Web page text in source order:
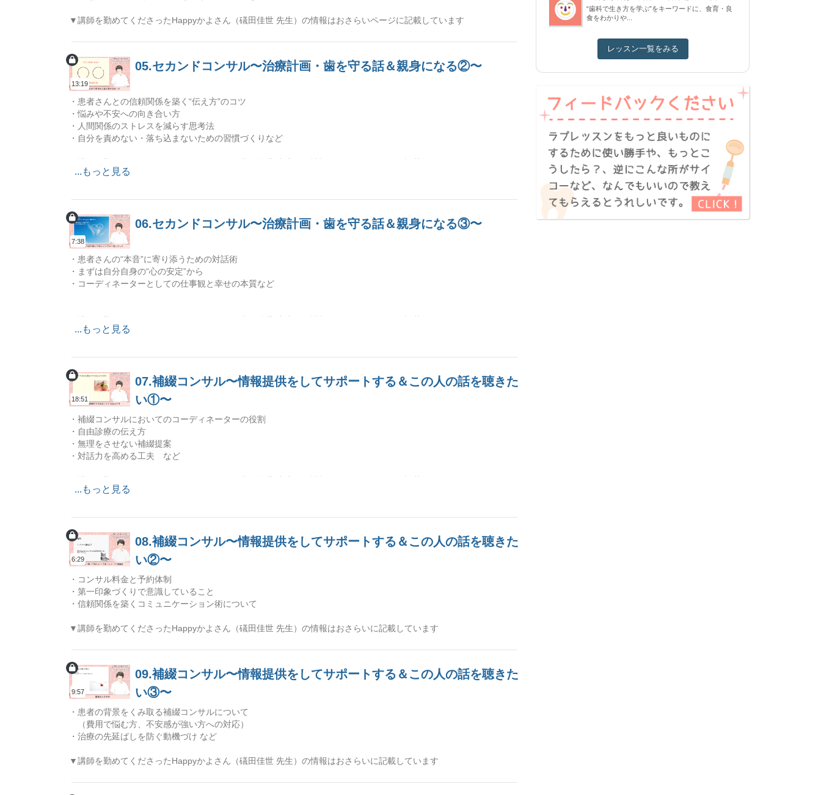
▼講師を勤めてくださったHappyかよさん（礒田佳世 先生）の情報はおさらいページに記載しています
13:19
05.セカンドコンサル〜治療計画・歯を守る話＆親身になる②〜
・患者さんとの信頼関係を築く“伝え方”のコツ
・悩みや不安への向き合い方
・人間関係のストレスを減らす思考法
・自分を責めない・落ち込まないための習慣づくりなど
...もっと見る
7:38
06.セカンドコンサル〜治療計画・歯を守る話＆親身になる③〜
・患者さんの“本音”に寄り添うための対話術
・まずは自分自身の“心の安定”から
・コーディネーターとしての仕事観と幸せの本質など
...もっと見る
18:51
07.補綴コンサル〜情報提供をしてサポートする＆この人の話を聴きた
い①〜
・補綴コンサルにおいてのコーディネーターの役割
・自由診療の伝え方
・無理をさせない補綴提案
・対話力を高める工夫 など
...もっと見る
6:29
08.補綴コンサル〜情報提供をしてサポートする＆この人の話を聴きた
い②〜
・コンサル料金と予約体制
・第一印象づくりで意識していること
・信頼関係を築くコミュニケーション術について
▼講師を勤めてくださったHappyかよさん（礒田佳世 先生）の情報はおさらいに記載しています
9:57
09.補綴コンサル〜情報提供をしてサポートする＆この人の話を聴きた
い③〜
・患者の背景をくみ取る補綴コンサルについて
（費用で悩む方、不安感が強い方への対応）
・治療の先延ばしを防ぐ動機づけ など
▼講師を勤めてくださったHappyかよさん（礒田佳世 先生）の情報はおさらいに記載しています
“歯科で生き方を学ぶ”をキーワードに、食育・良
食をわかりや...
レッスン一覧をみる